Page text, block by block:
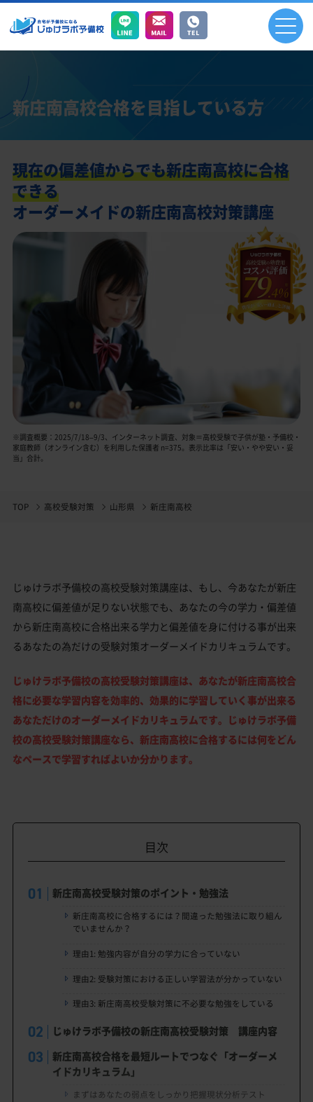
新庄南高校合格を目指している方
現在の偏差値からでも新庄南高校に合格
できる
オーダーメイドの新庄南高校対策講座
※調査概要：2025/7/18–9/3、インターネット調査、対象＝高校受験で子供が塾・予備校・
家庭教師（オンライン含む）を利用した保護者 n=375。表示比率は「安い・やや安い・妥
当」合計。
TOP 高校受験対策 山形県 新庄南高校
じゅけラボ予備校の高校受験対策講座は、もし、今あなたが新庄
南高校に偏差値が足りない状態でも、あなたの今の学力・偏差値
から新庄南高校に合格出来る学力と偏差値を身に付ける事が出来
るあなたの為だけの受験対策オーダーメイドカリキュラムです。
じゅけラボ予備校の高校受験対策講座は、あなたが新庄南高校合
格に必要な学習内容を効率的、効果的に学習していく事が出来る
あなただけのオーダーメイドカリキュラムです。じゅけラボ予備
校の高校受験対策講座なら、新庄南高校に合格するには何をどん
なペースで学習すればよいか分かります。
目次
新庄南高校受験対策のポイント・勉強法
新庄南高校に合格するには？間違った勉強法に取り組ん
でいませんか？
理由1: 勉強内容が自分の学力に合っていない
理由2: 受験対策における正しい学習法が分かっていない
理由3: 新庄南高校受験対策に不必要な勉強をしている
じゅけラボ予備校の新庄南高校受験対策 講座内容
新庄南高校合格を最短ルートでつなぐ「オーダーメ
イドカリキュラム」
まずはあなたの弱点をしっかり把握現状分析テスト